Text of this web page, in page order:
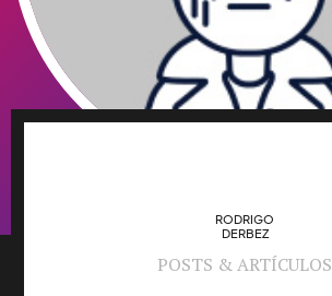
RODRIGO
DERBEZ
POSTS & ARTÍCULOS